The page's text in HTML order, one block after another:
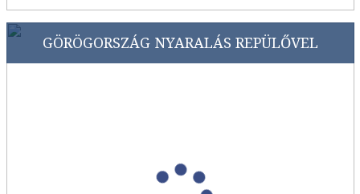
GÖRÖGORSZÁG NYARALÁS REPÜLŐVEL